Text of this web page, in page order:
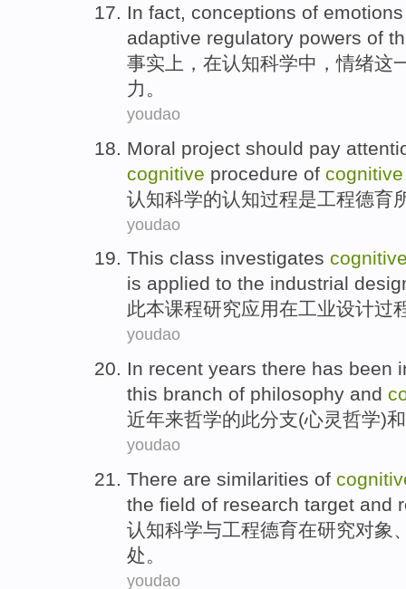
In fact, conceptions of emotions
adaptive regulatory powers of
事实上 ， 在认知科学中，情绪这
力 。
youdao
Moral project should pay
cognitive procedure of
认知科学的认知过程是工程德育
youdao
This class investigates
is applied to the industrial
此本课程研究应用在工业设计过
youdao
In recent years there has been
this branch of philosophy and
近年来哲学的此分支(心灵哲学)和
youdao
There are similarities of
the field of research target and
认知科学与工程德育在研究对象
处。
youdao